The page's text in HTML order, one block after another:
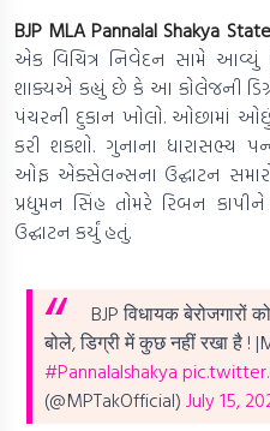
BJP MLA Pannalal Shakya
એક વિચિત્ર નિવેદન સામે આવ્યું
શાક્યએ કહ્યું છે કે આ કોલેજની
પંચરની દુકાન ખોલો. ઓછામાં ઓછું
કરી શકશો. ગુનાના ધારાસભ્ય
ઓફ એક્સેલન્સના ઉદ્ઘાટન
પ્રદ્યુમન સિંહ તોમરે રિબન
ઉદ્ઘાટન કર્યું હતું.
BJP विधायक बेरोजगारों
बोले, डिग्री में कुछ नहीं रखा है !
#Pannalalshakya
(@MPTakOfficial) July 15,